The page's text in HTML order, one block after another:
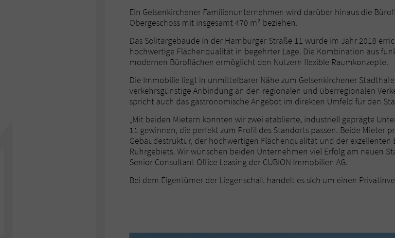
Ein Gelsenkirchener Familienunternehmen wird darüber hinaus die
Obergeschoss mit insgesamt 470 m² beziehen.
Das Solitärgebäude in der Hamburger Straße 11 wurde im Jahr 2018
hochwertige Flächenqualität in begehrter Lage. Die Kombination aus
modernen Büroflächen ermöglicht den Nutzern flexible Raumkonzepte.
Die Immobilie liegt in unmittelbarer Nähe zum Gelsenkirchener
verkehrsgünstige Anbindung an den regionalen und überregionalen
spricht auch das gastronomische Angebot im direkten Umfeld für den
„Mit beiden Mietern konnten wir zwei etablierte, industriell geprägte
11 gewinnen, die perfekt zum Profil des Standorts passen. Beide Mieter
Gebäudestruktur, der hochwertigen Flächenqualität und der exzellenten
Ruhrgebiets. Wir wünschen beiden Unternehmen viel Erfolg am neuen
Senior Consultant Office Leasing der CUBION Immobilien AG.
Bei dem Eigentümer der Liegenschaft handelt es sich um einen